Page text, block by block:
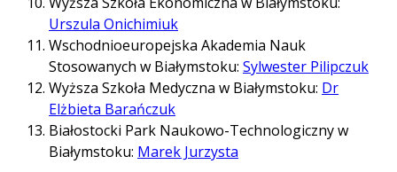
Urszula Onichimiuk
Wschodnioeuropejska Akademia Nauk
Stosowanych w Białymstoku: Sylwester Pilipczuk
Wyższa Szkoła Medyczna w Białymstoku: Dr
Elżbieta Barańczuk
Białostocki Park Naukowo-Technologiczny w
Białymstoku: Marek Jurzysta